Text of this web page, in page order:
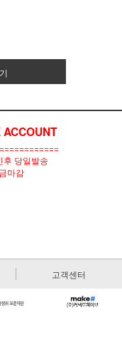
후 당일발송
마감
고객센터